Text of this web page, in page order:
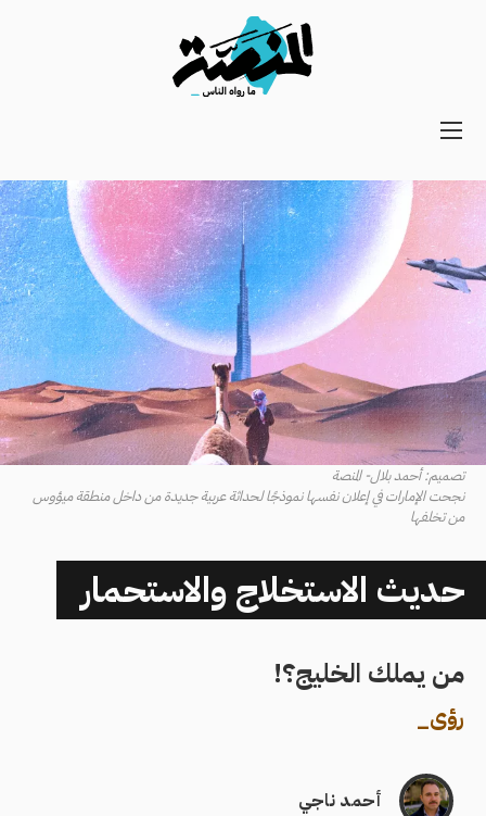
Main
Secondary
Navigation
تصميم: أحمد بلال- المنصة
نجحت الإمارات في إعلان نفسها نموذجًا لحداثة عربية جديدة من داخل منطقة ميؤوس
من تخلفها
حديث الاستخلاج والاستحمار
من يملك الخليج؟!
رؤى_
أحمد ناجي